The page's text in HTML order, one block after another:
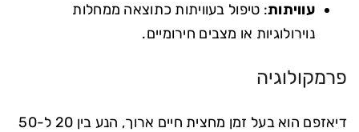
עוויתות: טיפול בעוויתות כתוצאה ממחלות
נוירולוגיות או מצבים חירומיים.
פרמקולוגיה
דיאזפם הוא בעל זמן מחצית חיים ארוך, הנע בין 20 ל-50